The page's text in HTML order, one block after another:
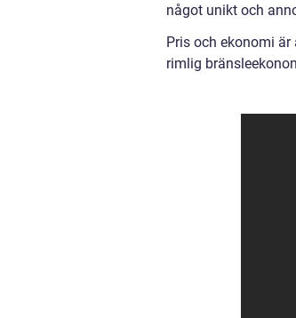
något unikt och
Pris och ekonomi
rimlig